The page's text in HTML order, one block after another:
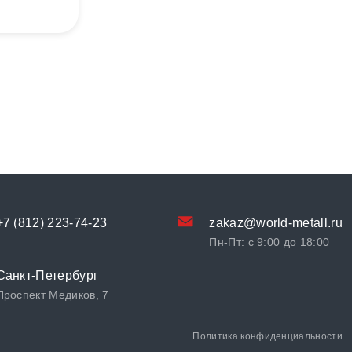
(812) 223-74-23 zakaz@world-metall.ru
Пн-Пт: с 9:00 до 18:00
Петербург
Медиков, 7
Политика конфиденциальности